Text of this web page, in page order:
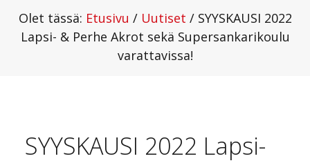
Olet tässä: Etusivu / Uutiset / SYYSKAUSI 2022
Lapsi- & Perhe Akrot sekä Supersankarikoulu
varattavissa!
SYYSKAUSI 2022 Lapsi-